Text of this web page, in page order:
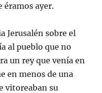
éramos ayer.
Jerusalén sobre el
al pueblo que no
un rey que venía en
en menos de una
vitoreaban su